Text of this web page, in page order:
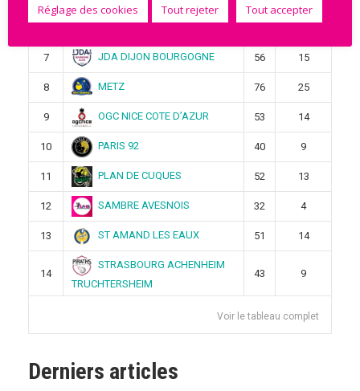
7 JDA DIJON BOURGOGNE 56 15
8 METZ 76 25
9 OGC NICE COTE D’AZUR 53 14
10 PARIS 92 40 9
11 PLAN DE CUQUES 52 13
12 SAMBRE AVESNOIS 32 4
13 ST AMAND LES EAUX 51 14
14
STRASBOURG ACHENHEIM
TRUCHTERSHEIM
43 9
Voir le tableau complet
Derniers articles
Réglage des cookies Tout rejeter Tout accepter